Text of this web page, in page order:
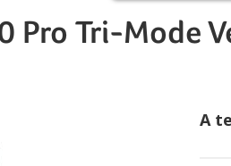
Pro Tri-Mode
A